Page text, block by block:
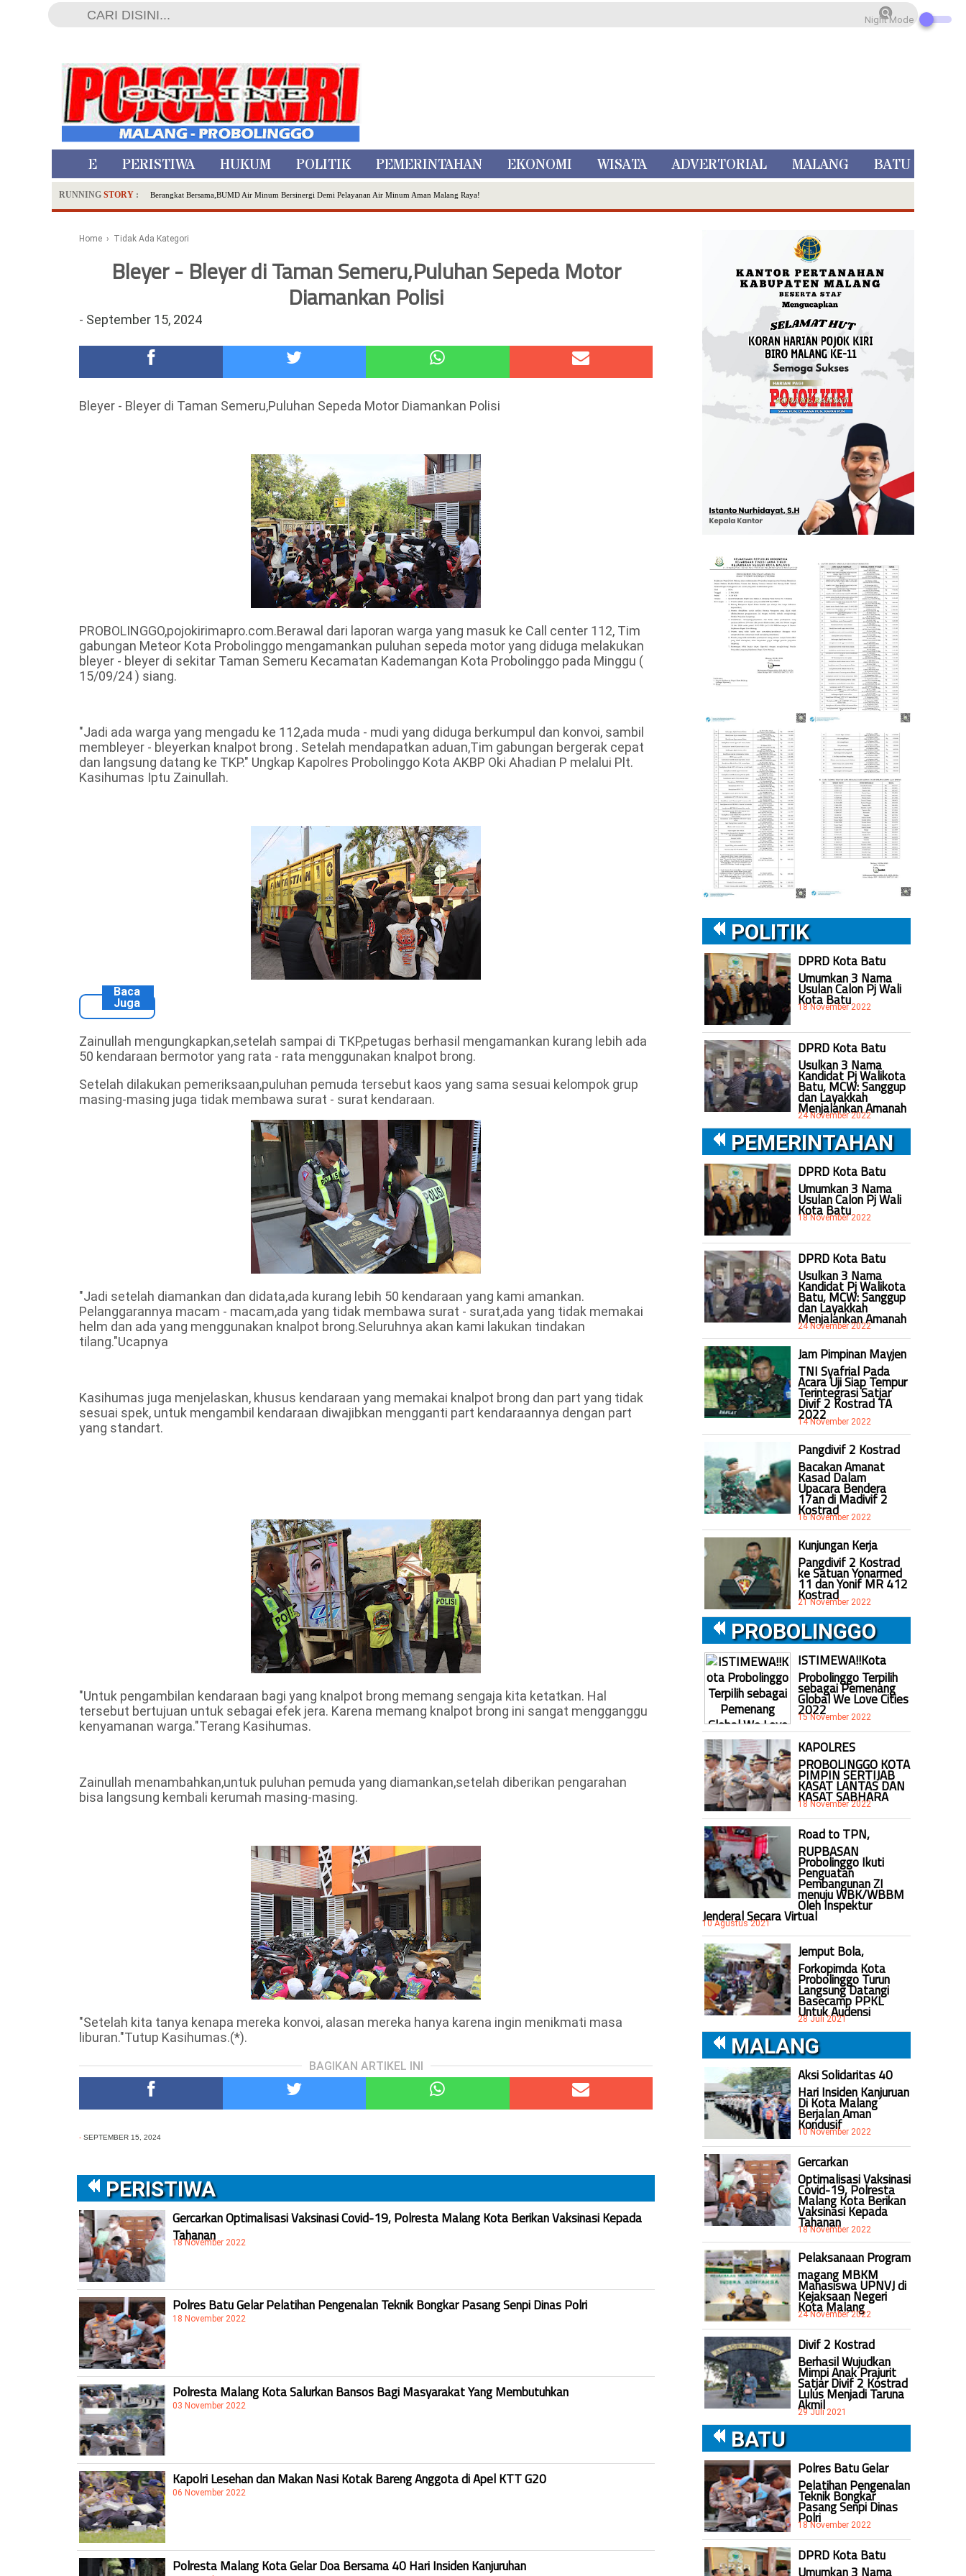
HOME PERISTIWA HUKUM POLITIK PEMERINTAHAN EKONOMI WISATA ADVERTORIAL MALANG BATU
RUNNING STORY : Berangkat Bersama,BUMD Air Minum Bersinergi Demi Pelayanan Air Minum Aman Malang Raya!
Dua Pelaku Pembunuhan Manusia Silver di Probolinggo Ditangkap di Kediri,Satu Buron
Hadirkan Tujuh Sapta Pesona Wisata di Amfiteater, Mikutopia Buka Rekrutmen Karyawan,Berikut Kualifikasinya
Polsek Wonoasih Perkuat Ketahanan Pangan Lewat Dialog Bersama Petani
RILIS RAPAT PLENO TERBUKA PEMUTAKHIRAN DATA PEMILIH BERKELANJUTAN (PDPB) TRIWULAN II
Tugu Tirta Usung 'Smart Water City' di Indonesia City Expo APEKSI XVIII Medan
DKD PERADI Malang Jatuhkan Putusan Pelanggaran Kode Etik Advokat, Abd. Aziz Divonis Bersalah
Home › Tidak Ada Kategori
Bleyer - Bleyer di Taman Semeru,Puluhan Sepeda Motor
Diamankan Polisi
- September 15, 2024
Bleyer - Bleyer di Taman Semeru,Puluhan Sepeda Motor Diamankan Polisi
PROBOLINGGO,pojokirimapro.com.Berawal dari laporan warga yang masuk ke Call center 112, Tim
gabungan Meteor Kota Probolinggo mengamankan puluhan sepeda motor yang diduga melakukan
bleyer - bleyer di sekitar Taman Semeru Kecamatan Kademangan Kota Probolinggo pada Minggu (
15/09/24 ) siang.
"Jadi ada warga yang mengadu ke 112,ada muda - mudi yang diduga berkumpul dan konvoi, sambil
membleyer - bleyerkan knalpot brong . Setelah mendapatkan aduan,Tim gabungan bergerak cepat
dan langsung datang ke TKP." Ungkap Kapolres Probolinggo Kota AKBP Oki Ahadian P melalui Plt.
Kasihumas Iptu Zainullah.
Baca
Juga
Zainullah mengungkapkan,setelah sampai di TKP,petugas berhasil mengamankan kurang lebih ada
50 kendaraan bermotor yang rata - rata menggunakan knalpot brong.
Setelah dilakukan pemeriksaan,puluhan pemuda tersebut kaos yang sama sesuai kelompok grup
masing-masing juga tidak membawa surat - surat kendaraan.
"Jadi setelah diamankan dan didata,ada kurang lebih 50 kendaraan yang kami amankan.
Pelanggarannya macam - macam,ada yang tidak membawa surat - surat,ada yang tidak memakai
helm dan ada yang menggunakan knalpot brong.Seluruhnya akan kami lakukan tindakan
tilang."Ucapnya
Kasihumas juga menjelaskan, khusus kendaraan yang memakai knalpot brong dan part yang tidak
sesuai spek, untuk mengambil kendaraan diwajibkan mengganti part kendaraannya dengan part
yang standart.
"Untuk pengambilan kendaraan bagi yang knalpot brong memang sengaja kita ketatkan. Hal
tersebut bertujuan untuk sebagai efek jera. Karena memang knalpot brong ini sangat mengganggu
kenyamanan warga."Terang Kasihumas.
Zainullah menambahkan,untuk puluhan pemuda yang diamankan,setelah diberikan pengarahan
bisa langsung kembali kerumah masing-masing.
"Setelah kita tanya kenapa mereka konvoi, alasan mereka hanya karena ingin menikmati masa
liburan."Tutup Kasihumas.(*).
BAGIKAN ARTIKEL INI
- SEPTEMBER 15, 2024
PERISTIWA
Gercarkan Optimalisasi Vaksinasi Covid-19, Polresta Malang Kota Berikan Vaksinasi Kepada
Tahanan
18 November 2022
Polres Batu Gelar Pelatihan Pengenalan Teknik Bongkar Pasang Senpi Dinas Polri
18 November 2022
Polresta Malang Kota Salurkan Bansos Bagi Masyarakat Yang Membutuhkan
03 November 2022
Kapolri Lesehan dan Makan Nasi Kotak Bareng Anggota di Apel KTT G20
06 November 2022
Polresta Malang Kota Gelar Doa Bersama 40 Hari Insiden Kanjuruhan
POLITIK
DPRD Kota Batu
Umumkan 3 Nama
Usulan Calon Pj Wali
Kota Batu
18 November 2022
DPRD Kota Batu
Usulkan 3 Nama
Kandidat Pj Walikota
Batu, MCW: Sanggup
dan Layakkah
Menjalankan Amanah
24 November 2022
PEMERINTAHAN
DPRD Kota Batu
Umumkan 3 Nama
Usulan Calon Pj Wali
Kota Batu
18 November 2022
DPRD Kota Batu
Usulkan 3 Nama
Kandidat Pj Walikota
Batu, MCW: Sanggup
dan Layakkah
Menjalankan Amanah
24 November 2022
Jam Pimpinan Mayjen
TNI Syafrial Pada
Acara Uji Siap Tempur
Terintegrasi Satjar
Divif 2 Kostrad TA
2022
14 November 2022
Pangdivif 2 Kostrad
Bacakan Amanat
Kasad Dalam
Upacara Bendera
17an di Madivif 2
Kostrad
16 November 2022
Kunjungan Kerja
Pangdivif 2 Kostrad
ke Satuan Yonarmed
11 dan Yonif MR 412
Kostrad
21 November 2022
PROBOLINGGO
ISTIMEWA!!Kota
Probolinggo Terpilih
sebagai Pemenang
Global We Love Cities
2022
15 November 2022
KAPOLRES
PROBOLINGGO KOTA
PIMPIN SERTIJAB
KASAT LANTAS DAN
KASAT SABHARA
18 November 2022
Road to TPN,
RUPBASAN
Probolinggo Ikuti
Penguatan
Pembangunan ZI
menuju WBK/WBBM
Oleh Inspektur
Jenderal Secara Virtual
10 Agustus 2021
Jemput Bola,
Forkopimda Kota
Probolinggo Turun
Langsung Datangi
Basecamp PPKL
Untuk Audensi
28 Juli 2021
MALANG
Aksi Solidaritas 40
Hari Insiden Kanjuruan
Di Kota Malang
Berjalan Aman
Kondusif
10 November 2022
Gercarkan
Optimalisasi Vaksinasi
Covid-19, Polresta
Malang Kota Berikan
Vaksinasi Kepada
Tahanan
18 November 2022
Pelaksanaan Program
magang MBKM
Mahasiswa UPNVJ di
Kejaksaan Negeri
Kota Malang
24 November 2022
Divif 2 Kostrad
Berhasil Wujudkan
Mimpi Anak Prajurit
Satjar Divif 2 Kostrad
Lulus Menjadi Taruna
Akmil
29 Juli 2021
BATU
Polres Batu Gelar
Pelatihan Pengenalan
Teknik Bongkar
Pasang Senpi Dinas
Polri
18 November 2022
DPRD Kota Batu
Umumkan 3 Nama
Night Mode